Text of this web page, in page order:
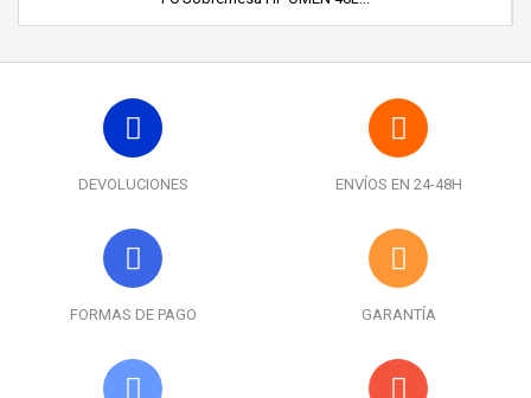
DEVOLUCIONES ENVÍOS EN 24-48H
FORMAS DE PAGO GARANTÍA